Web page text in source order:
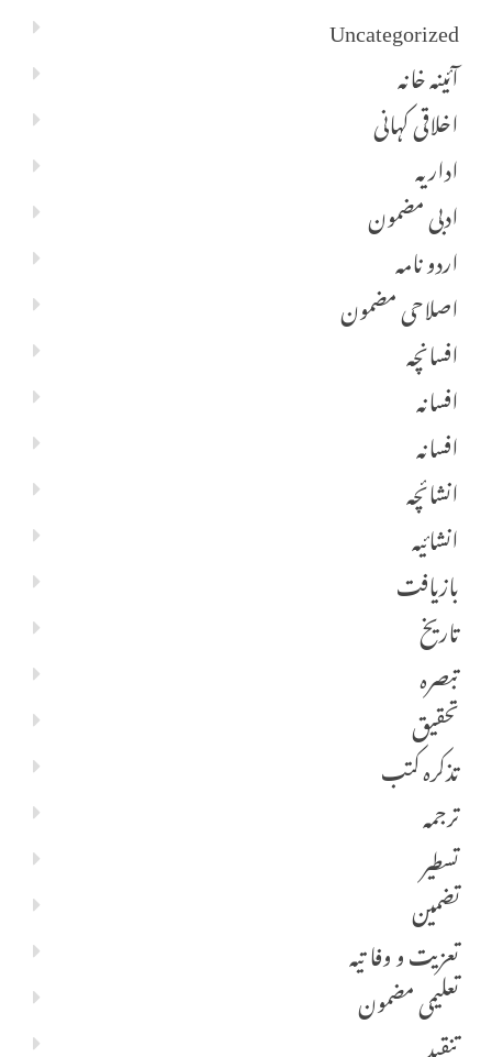
Uncategorized
آئینہ خانہ
اخلاقی کہانی
اداریہ
ادبی مضمون
اردو نامہ
اصلاحی مضمون
افسانچہ
افسانہ
افسانہ
انشائچہ
انشائیہ
بازیافت
تاریخ
تبصرہ
تحقیق
تذکرہ کتب
ترجمہ
تسطیر
تضمین
تعزیت و وفا تیہ
تعلیمی مضمون
تنقید